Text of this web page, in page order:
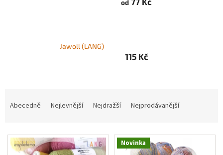
od
Jawoll (LANG)
115 Kč
n
Abecedně Nejlevnější Nejdražší Nejprodávanější
V
Novinka